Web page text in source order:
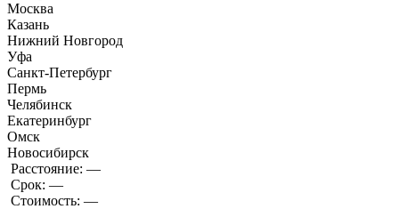
Москва
Казань
Нижний Новгород
Уфа
Санкт-Петербург
Пермь
Челябинск
Екатеринбург
Омск
Новосибирск
Расстояние: —
Срок: —
Стоимость: —